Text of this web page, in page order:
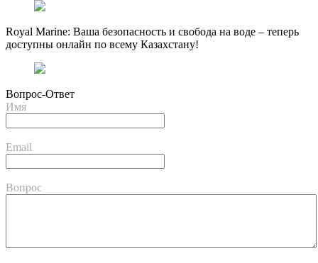
Royal Marine: Ваша безопасность и свобода на воде – теперь
доступны онлайн по всему Казахстану!
Вопрос-Ответ
Имя
Email
Вопрос